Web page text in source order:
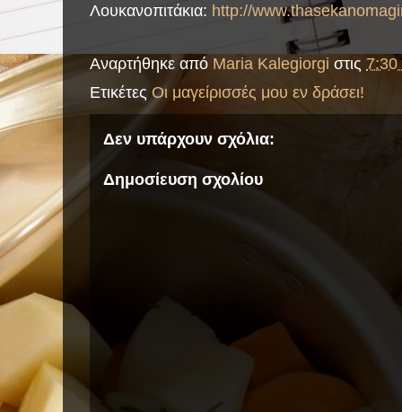
Λουκανοπιτάκια: http://
Αναρτήθηκε από Maria Kalegiorgi στις
Ετικέτες Οι μαγείρισσές μου εν δράσει!
Δεν υπάρχουν σχόλια:
Δημοσίευση σχολίου